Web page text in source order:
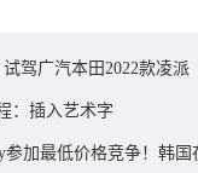
驾广汽本田2022款凌派
：插入艺术字
加最低价格竞争！韩国在